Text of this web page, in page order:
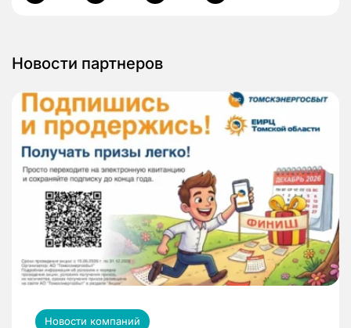
Новости партнеров
Новости компаний